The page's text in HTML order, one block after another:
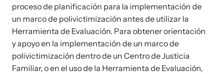
proceso de planificación para la implementación de
un marco de polivictimización antes de utilizar la
Herramienta de Evaluación. Para obtener orientación
y apoyo en la implementación de un marco de
polivictimización dentro de un Centro de Justicia
Familiar, o en el uso de la Herramienta de Evaluación,